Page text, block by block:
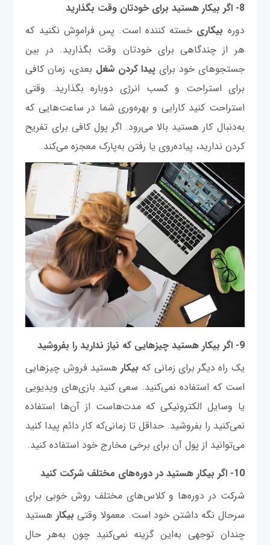
8- اگر بیکار هستید برای خودتان وقت بگذارید
دوره بیکاری خسته کننده است. پس فراموش نکنید که
هر از چندگاهی برای خودتان وقت بگذارید. در بین
جستجوهای خود برای پیدا کردن شغل بعدی، زمان کافی
برای استراحت و کسب انرژی دوباره بگذارید. وقتی
استراحت کنید کارایی و بهره‌وری شما در ساعت‌هایی که
به‌دنبال کار هستید بالا می‌رود. اگر پول کافی برای تفریح
کردن ندارید، پیاده‌روی یا رفتن به‌پارک معجزه می‌کند.
9- اگر بیکار هستید چیزهایی که نیاز ندارید را بفروشید
یک راه دیگر برای زمانی که بیکار هستید فروش چیزهایی
است که استفاده نمی‌کنید. سعی کنید بازی‌های ویدیویی
یا وسایل الکترونیکی که مدت‌هاست از آن‌ها استفاده
نمی‌کنید را بفروشید. حداقل تا زمانی‌که کار دائم پیدا کنید
می‌توانید از پول آن برای برخی مخارج خود استفاده کنید.
10- اگر بیکار هستید در دوره‌های مختلف شرکت کنید
شرکت در دوره‌ها و کلاس‌های مختلف روش خوبی برای
سرحال نگه داشتن خود است. معمولا وقتی بیکار هستید
چندان توجهی به‌این گزینه نمی‌کنید چون به‌هر حال